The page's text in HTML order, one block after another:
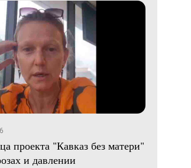
проекта "Кавказ без матери"
и давлении